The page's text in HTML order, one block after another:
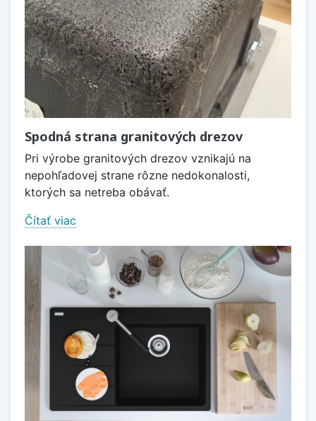
Spodná strana granitových drezov
Pri výrobe granitových drezov vznikajú na
nepohľadovej strane rôzne nedokonalosti,
ktorých sa netreba obávať.
Čítať viac